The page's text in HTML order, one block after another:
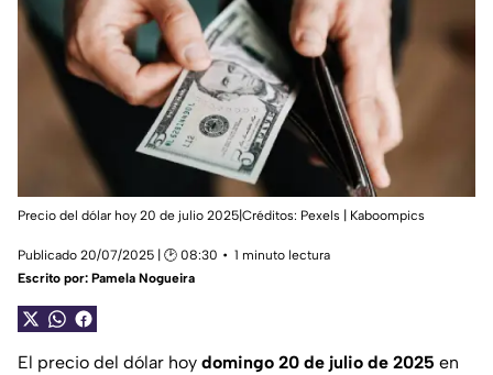
Precio del dólar hoy 20 de julio 2025|Créditos: Pexels | Kaboompics
Publicado 20/07/2025 | 🕑 08:30
1 minuto lectura
Escrito por: Pamela Nogueira
El precio del dólar hoy domingo 20 de julio de 2025 en